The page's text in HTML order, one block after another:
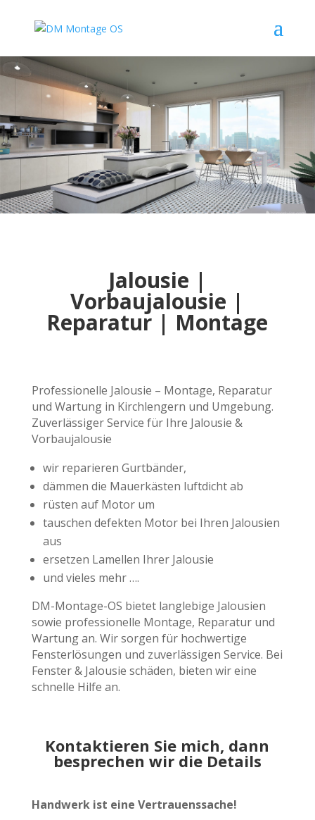
Jalousie |
Vorbaujalousie |
Reparatur | Montage
Professionelle Jalousie – Montage, Reparatur
und Wartung in Kirchlengern und Umgebung.
Zuverlässiger Service für Ihre Jalousie &
Vorbaujalousie
wir reparieren Gurtbänder,
dämmen die Mauerkästen luftdicht ab
rüsten auf Motor um
tauschen defekten Motor bei Ihren Jalousien
aus
ersetzen Lamellen Ihrer Jalousie
und vieles mehr ….
DM-Montage-OS bietet langlebige Jalousien
sowie professionelle Montage, Reparatur und
Wartung an. Wir sorgen für hochwertige
Fensterlösungen und zuverlässigen Service. Bei
Fenster & Jalousie schäden, bieten wir eine
schnelle Hilfe an.
Kontaktieren Sie mich, dann
besprechen wir die Details
Handwerk ist eine Vertrauenssache!